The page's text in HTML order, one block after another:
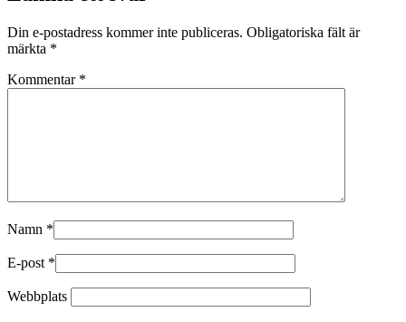
Din e-postadress kommer inte publiceras. Obligatoriska fält är
märkta *
Kommentar *
Namn *
E-post *
Webbplats